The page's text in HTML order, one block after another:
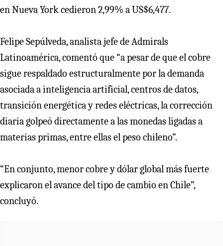
en Nueva York cedieron 2,99% a US$6,477.
Felipe Sepúlveda, analista jefe de Admirals
Latinoamérica, comentó que “a pesar de que el cobre
sigue respaldado estructuralmente por la demanda
asociada a inteligencia artificial, centros de datos,
transición energética y redes eléctricas, la corrección
diaria golpeó directamente a las monedas ligadas a
materias primas, entre ellas el peso chileno”.
“En conjunto, menor cobre y dólar global más fuerte
explicaron el avance del tipo de cambio en Chile”,
concluyó.